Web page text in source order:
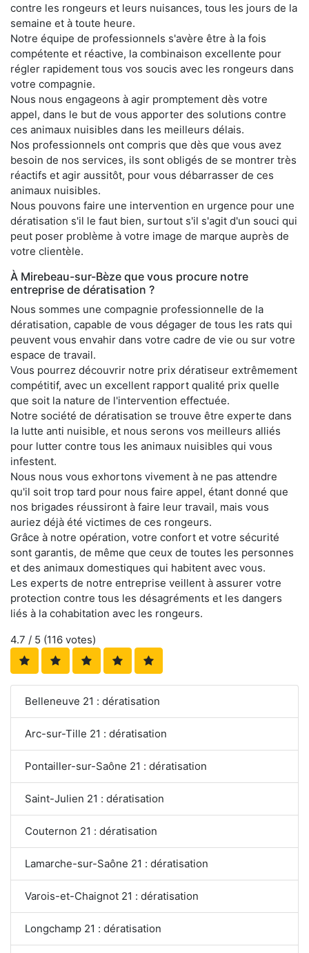
contre les rongeurs et leurs nuisances, tous les jours de la
semaine et à toute heure.
Notre équipe de professionnels s'avère être à la fois
compétente et réactive, la combinaison excellente pour
régler rapidement tous vos soucis avec les rongeurs dans
votre compagnie.
Nous nous engageons à agir promptement dès votre
appel, dans le but de vous apporter des solutions contre
ces animaux nuisibles dans les meilleurs délais.
Nos professionnels ont compris que dès que vous avez
besoin de nos services, ils sont obligés de se montrer très
réactifs et agir aussitôt, pour vous débarrasser de ces
animaux nuisibles.
Nous pouvons faire une intervention en urgence pour une
dératisation s'il le faut bien, surtout s'il s'agit d'un souci qui
peut poser problème à votre image de marque auprès de
votre clientèle.
À Mirebeau-sur-Bèze que vous procure notre
entreprise de dératisation ?
Nous sommes une compagnie professionnelle de la
dératisation, capable de vous dégager de tous les rats qui
peuvent vous envahir dans votre cadre de vie ou sur votre
espace de travail.
Vous pourrez découvrir notre prix dératiseur extrêmement
compétitif, avec un excellent rapport qualité prix quelle
que soit la nature de l'intervention effectuée.
Notre société de dératisation se trouve être experte dans
la lutte anti nuisible, et nous serons vos meilleurs alliés
pour lutter contre tous les animaux nuisibles qui vous
infestent.
Nous nous vous exhortons vivement à ne pas attendre
qu'il soit trop tard pour nous faire appel, étant donné que
nos brigades réussiront à faire leur travail, mais vous
auriez déjà été victimes de ces rongeurs.
Grâce à notre opération, votre confort et votre sécurité
sont garantis, de même que ceux de toutes les personnes
et des animaux domestiques qui habitent avec vous.
Les experts de notre entreprise veillent à assurer votre
protection contre tous les désagréments et les dangers
liés à la cohabitation avec les rongeurs.
4.7 / 5 (116 votes)
Belleneuve 21 : dératisation
Arc-sur-Tille 21 : dératisation
Pontailler-sur-Saône 21 : dératisation
Saint-Julien 21 : dératisation
Couternon 21 : dératisation
Lamarche-sur-Saône 21 : dératisation
Varois-et-Chaignot 21 : dératisation
Longchamp 21 : dératisation